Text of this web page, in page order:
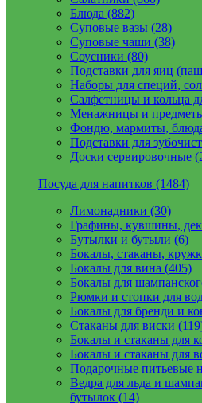
Блюда (882)
Суповые вазы (28)
Суповые чаши (38)
Соусники (80)
Подставки для яиц
Наборы для специй,
Салфетницы и кольца
Менажницы и предметы
Фондю, мармиты,
Подставки для
Доски сервировочные
Посуда для напитков (1484)
Лимонадники (30)
Графины, кувшины,
Бутылки и бутыли (6)
Бокалы, стаканы,
Бокалы для вина (405)
Бокалы для
Рюмки и стопки для
Бокалы для бренди и
Стаканы для виски
Бокалы и стаканы для
Бокалы и стаканы для
Подарочные питьевые
Ведра для льда и
бутылок (14)